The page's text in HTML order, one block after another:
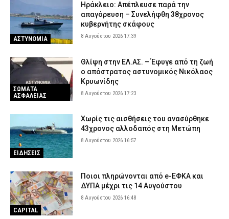
ΑΣΤΥΝΟΜΙΑ
Ηράκλειο: Απέπλευσε παρά την
απαγόρευση – Συνελήφθη 38χρονος
κυβερνήτης σκάφους
8 Αυγούστου 2026 17:39
ΣΩΜΑΤΑ
ΑΣΦΑΛΕΙΑΣ
Θλίψη στην ΕΛ.ΑΣ. – Έφυγε από τη ζωή
ο απόστρατος αστυνομικός Νικόλαος
Κρυωνίδης
8 Αυγούστου 2026 17:23
ΕΙΔΗΣΕΙΣ
Χωρίς τις αισθήσεις του ανασύρθηκε
43χρονος αλλοδαπός στη Μετώπη
8 Αυγούστου 2026 16:57
CAPITAL
Ποιοι πληρώνονται από e-ΕΦΚΑ και
ΔΥΠΑ μέχρι τις 14 Αυγούστου
8 Αυγούστου 2026 16:48